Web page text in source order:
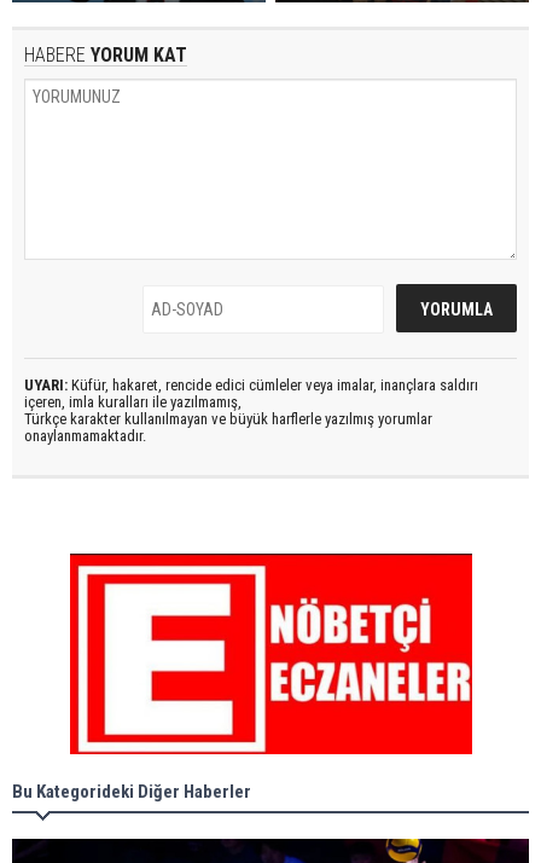
HABERE YORUM KAT
UYARI: Küfür, hakaret, rencide edici cümleler veya imalar, inançlara saldırı
içeren, imla kuralları ile yazılmamış,
Türkçe karakter kullanılmayan ve büyük harflerle yazılmış yorumlar
onaylanmamaktadır.
Bu Kategorideki Diğer Haberler